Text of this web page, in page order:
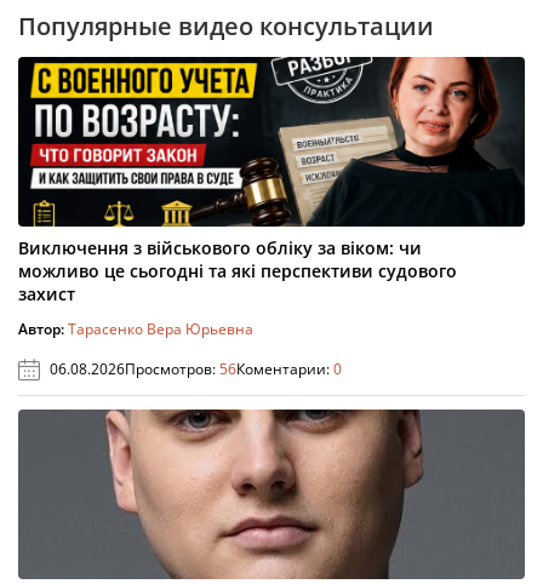
Популярные видео консультации
Виключення з військового обліку за віком: чи
можливо це сьогодні та які перспективи судового
захист
Автор:Тарасенко Вера Юрьевна
06.08.2026Просмотров:56Коментарии:0